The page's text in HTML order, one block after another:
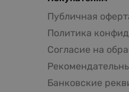
Публичная
Политика
Согласие на
Банковские